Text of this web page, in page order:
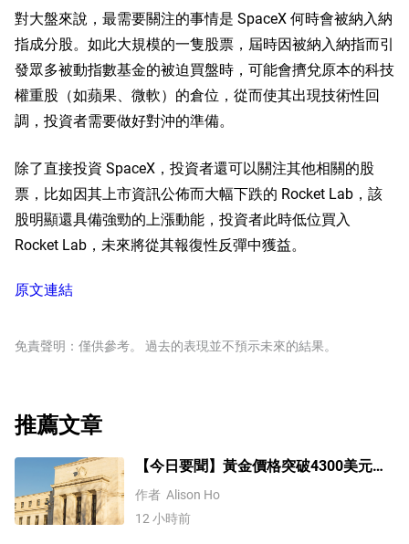
對大盤來說，最需要關注的事情是 SpaceX 何時會被納入納
指成分股。如此大規模的一隻股票，屆時因被納入納指而引
發眾多被動指數基金的被迫買盤時，可能會擠兌原本的科技
權重股（如蘋果 微軟）的倉位，從而使其出現技術性回
調，投資者需要做好對沖的準備。
除了直接投資 SpaceX，投資者還可以關注其他相關的股
票，比如因其上市資訊公佈而大幅下跌的 Rocket Lab，該
股明顯還具備強勁的上漲動能，投資者此時低位買入
Rocket Lab，未來將從其報復性反彈中獲益。
原文連結
免責聲明：僅供參考。 過去的表現並不預示未來的結果。
推薦文章
【今日要聞】黃金價格突破4300美元，
比特幣逼近6.5萬，關注伊朗談判
作者 Alison Ho
12 小時前